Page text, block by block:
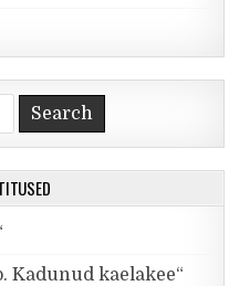
Kadunud kaelakee“